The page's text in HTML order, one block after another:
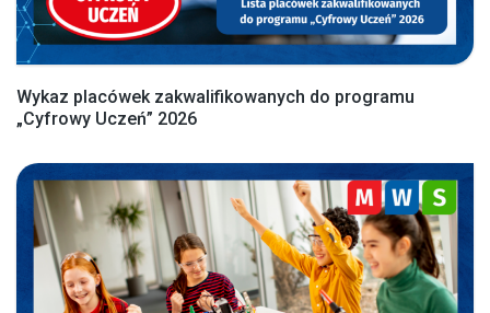
Wykaz placówek zakwalifikowanych do programu
„Cyfrowy Uczeń” 2026